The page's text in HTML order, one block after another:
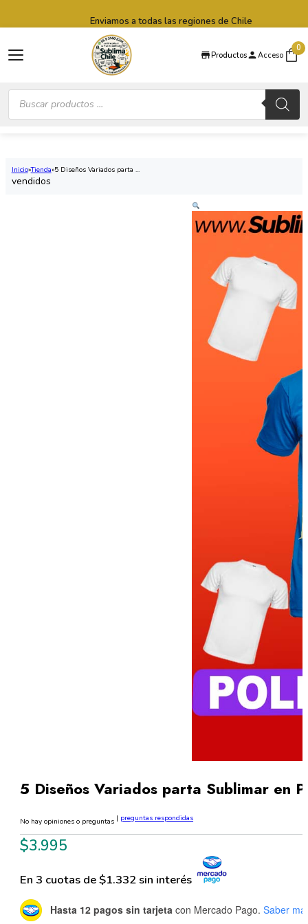
Productos Acceso
0
Búsqueda
productos
Enviamos a todas las regiones de Chile
Inicio Tienda 5 Diseños Variados parta ...
vendidos
5 Diseños Variados parta Sublimar en
No hay opiniones o preguntas | preguntas respondidas
$3.995
En 3 cuotas de $1.332 sin interés
Hasta 12 pagos sin tarjeta con Mercado Pago. Saber